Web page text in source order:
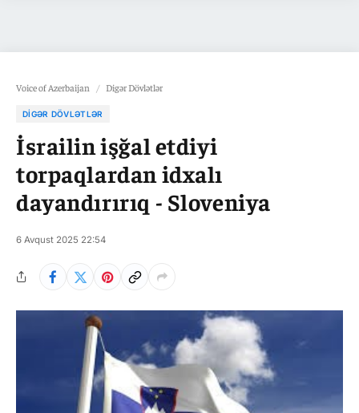
Voice of Azerbaijan / Digər Dövlətlər
DIGƏR DÖVLƏTLƏR
İsrailin işğal etdiyi
torpaqlardan idxalı
dayandırırıq - Sloveniya
6 Avqust 2025 22:54